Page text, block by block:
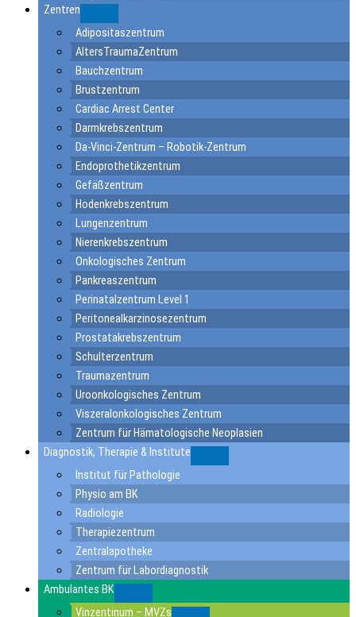
Zentren
Adipositaszentrum
AltersTraumaZentrum
Bauchzentrum
Brustzentrum
Cardiac Arrest Center
Darmkrebszentrum
Da-Vinci-Zentrum – Robotik-Zentrum
Endoprothetikzentrum
Gefäßzentrum
Hodenkrebszentrum
Lungenzentrum
Nierenkrebszentrum
Onkologisches Zentrum
Pankreaszentrum
Perinatalzentrum Level 1
Peritonealkarzinosezentrum
Prostatakrebszentrum
Schulterzentrum
Traumazentrum
Uroonkologisches Zentrum
Viszeralonkologisches Zentrum
Zentrum für Hämatologische Neoplasien
Diagnostik, Therapie & Institute
Institut für Pathologie
Physio am BK
Radiologie
Therapiezentrum
Zentralapotheke
Zentrum für Labordiagnostik
Ambulantes BK
Vinzentinum – MVZs